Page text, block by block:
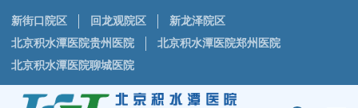
新街口院区 回龙观院区
新龙泽院区
北京积水潭医院贵州医院
北京积水潭医院郑州医院
北京积水潭医院聊城医院